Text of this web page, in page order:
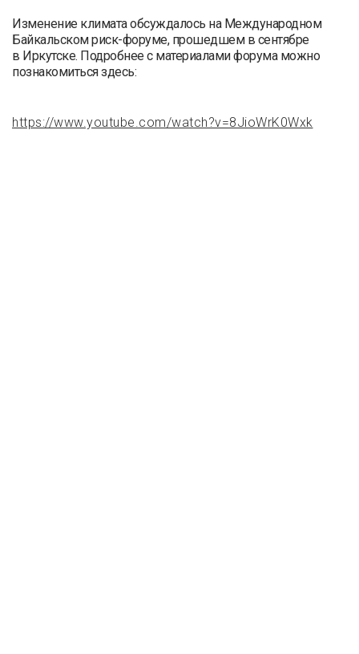
Изменение климата обсуждалось на Международном
Байкальском риск-форуме, прошедшем в сентябре
в Иркутске. Подробнее с материалами форума можно
познакомиться здесь:
https://www.youtube.com/watch?v=8JioWrK0Wxk